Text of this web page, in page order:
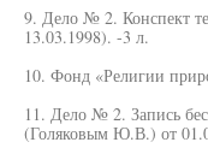
9. Дело № 2. Конспект
13.03.1998). -3 л.
10. Фонд «Религии
11. Дело № 2. Запись
(Голяковым Ю.В.) от